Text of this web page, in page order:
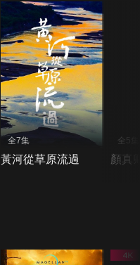
全7集
黃河從草原流過
全5集
顏真